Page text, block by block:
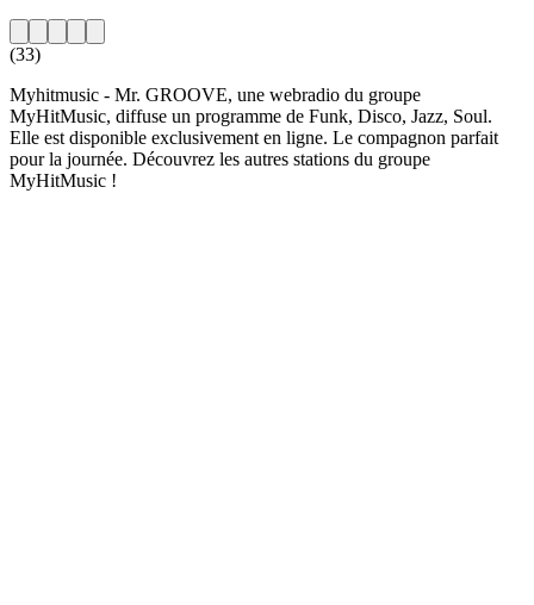
(33)
Myhitmusic - Mr. GROOVE, une webradio du groupe
MyHitMusic, diffuse un programme de Funk, Disco, Jazz, Soul.
Elle est disponible exclusivement en ligne. Le compagnon parfait
pour la journée. Découvrez les autres stations du groupe
MyHitMusic !